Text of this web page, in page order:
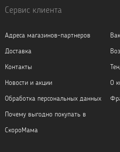
Сервис клиента
Адреса магазинов-партнеров
Доставка
Контакты
Новости и акции
О
Обработка персональных данных
Почему выгодно покупать в
СкороМама